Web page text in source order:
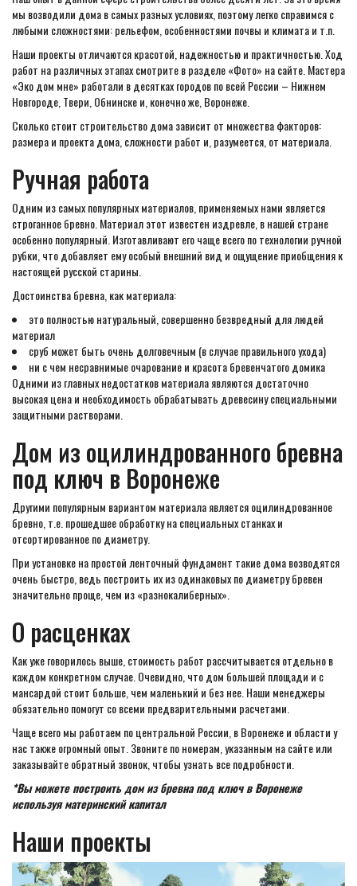
мы возводили дома в самых разных условиях, поэтому легко справимся с
любыми сложностями: рельефом, особенностями почвы и климата и т.п.
Наши проекты отличаются красотой, надежностью и практичностью. Ход
работ на различных этапах смотрите в разделе «Фото» на сайте. Мастера
«Эко дом мне» работали в десятках городов по всей России – Нижнем
Новгороде, Твери, Обнинске и, конечно же, Воронеже.
Сколько стоит строительство дома зависит от множества факторов:
размера и проекта дома, сложности работ и, разумеется, от материала.
Ручная работа
Одним из самых популярных материалов, применяемых нами является
строганное бревно. Материал этот известен издревле, в нашей стране
особенно популярный. Изготавливают его чаще всего по технологии ручной
рубки, что добавляет ему особый внешний вид и ощущение приобщения к
настоящей русской старины.
Достоинства бревна, как материала:
это полностью натуральный, совершенно безвредный для людей
материал
сруб может быть очень долговечным (в случае правильного ухода)
ни с чем несравнимые очарование и красота бревенчатого домика
Одними из главных недостатков материала являются достаточно
высокая цена и необходимость обрабатывать древесину специальными
защитными растворами.
Дом из оцилиндрованного бревна
под ключ в Воронеже
Другими популярным вариантом материала является оцилиндрованное
бревно, т.е. прошедшее обработку на специальных станках и
отсортированное по диаметру.
При установке на простой ленточный фундамент такие дома возводятся
очень быстро, ведь построить их из одинаковых по диаметру бревен
значительно проще, чем из «разнокалиберных».
О расценках
Как уже говорилось выше, стоимость работ рассчитывается отдельно в
каждом конкретном случае. Очевидно, что дом большей площади и с
мансардой стоит больше, чем маленький и без нее. Наши менеджеры
обязательно помогут со всеми предварительными расчетами.
Чаще всего мы работаем по центральной России, в Воронеже и области у
нас также огромный опыт. Звоните по номерам, указанным на сайте или
заказывайте обратный звонок, чтобы узнать все подробности.
*Вы можете построить дом из бревна под ключ в Воронеже
используя материнский капитал
Наши проекты